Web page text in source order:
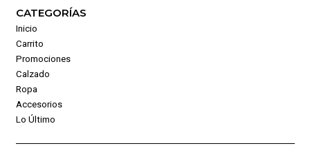
CATEGORÍAS
Inicio
Carrito
Promociones
Calzado
Ropa
Accesorios
Lo Último